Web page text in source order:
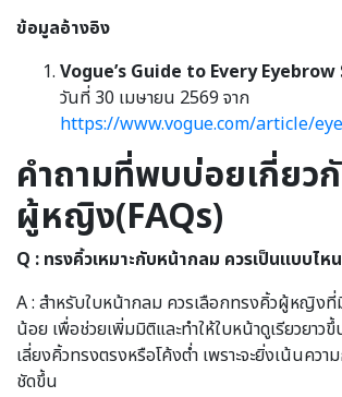
ข้อมูลอ้างอิง
Vogue’s Guide to Every Eyebrow
วันที่ 30 เมษายน 2569 จาก
https://www.vogue.com/article/
คำถามที่พบบ่อยเกี่ยว
ผู้หญิง(FAQs)
Q : ทรงคิ้วเหมาะกับหน้ากลม ควรเป็นแบบไห
A : สำหรับใบหน้ากลม ควรเลือกทรงคิ้วผู้หญิงที่
น้อย เพื่อช่วยเพิ่มมิติและทำให้ใบหน้าดูเรียวยา
เลี่ยงคิ้วทรงตรงหรือโค้งต่ำ เพราะจะยิ่งเน้นคว
ชัดขึ้น